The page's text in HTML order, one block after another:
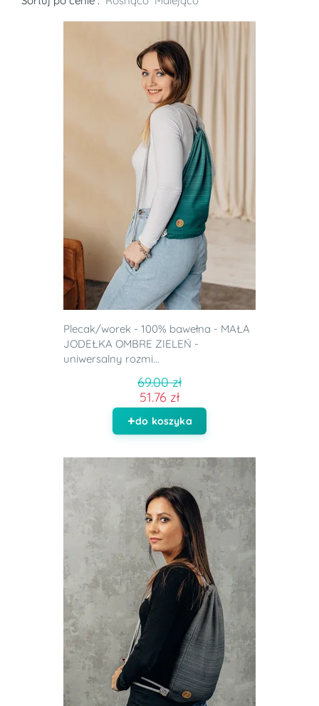
Plecak/worek - 100% bawełna - MAŁA
JODEŁKA OMBRE ZIELEŃ -
uniwersalny rozmi...
69.00 zł
51.76 zł
do koszyka